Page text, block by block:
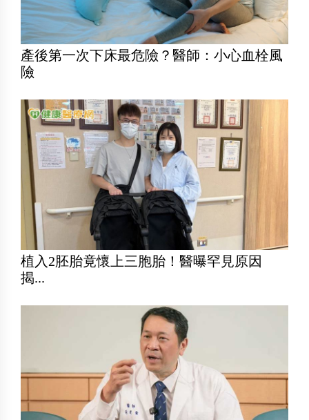
產後第一次下床最危險？醫師：小心血栓風
險
植入2胚胎竟懷上三胞胎！醫曝罕見原因
揭...